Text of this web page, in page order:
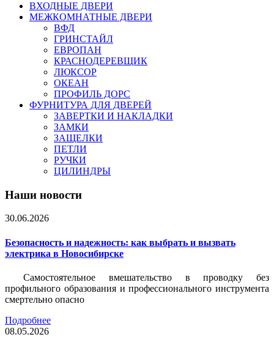
ВХОДНЫЕ ДВЕРИ
МЕЖКОМНАТНЫЕ ДВЕРИ
ВФД
ГРИНСТАЙЛ
ЕВРОПАН
КРАСНОДЕРЕВЩИК
ЛЮКСОР
ОКЕАН
ПРОФИЛЬ ДОРС
ФУРНИТУРА ДЛЯ ДВЕРЕЙ
ЗАВЕРТКИ И НАКЛАДКИ
ЗАМКИ
ЗАЩЕЛКИ
ПЕТЛИ
РУЧКИ
ЦИЛИНДРЫ
Наши новости
30.06.2026
Безопасность и надежность: как выбрать и вызвать
электрика в Новосибирске
Самостоятельное вмешательство в проводку без
профильного образования и профессионального инструмента
смертельно опасно
Подробнее
08.05.2026